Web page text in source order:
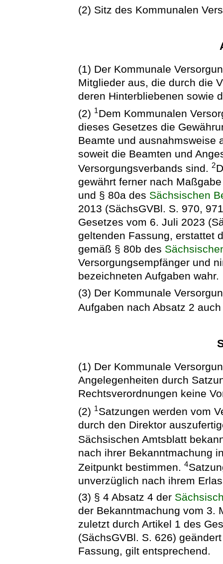
(2) Sitz des Kommunalen
(1) Der Kommunale
Mitglieder aus, die durch die
deren Hinterbliebenen sowie
(2) 1Dem Kommunalen
dieses Gesetzes die
Beamte und ausnahmsweise
soweit die Beamten und
Versorgungsverbands sind.2
gewährt ferner nach
und § 80a des Sächsischen
2013 (SächsGVBl. S. 970,
Gesetzes vom 6. Juli 2023
geltenden Fassung, erstattet
gemäß § 80b des
Versorgungsempfänger und
bezeichneten Aufgaben wahr.
(3) Der Kommunale
Aufgaben nach Absatz 2
(1) Der Kommunale
Angelegenheiten durch
Rechtsverordnungen keine
(2) 1Satzungen werden vom
durch den Direktor
Sächsischen Amtsblatt
nach ihrer Bekanntmachung
Zeitpunkt bestimmen.4
unverzüglich nach ihrem
(3) § 4 Absatz 4 der
der Bekanntmachung vom 3.
zuletzt durch Artikel 1 des
(SächsGVBl. S. 626)
Fassung, gilt entsprechend.